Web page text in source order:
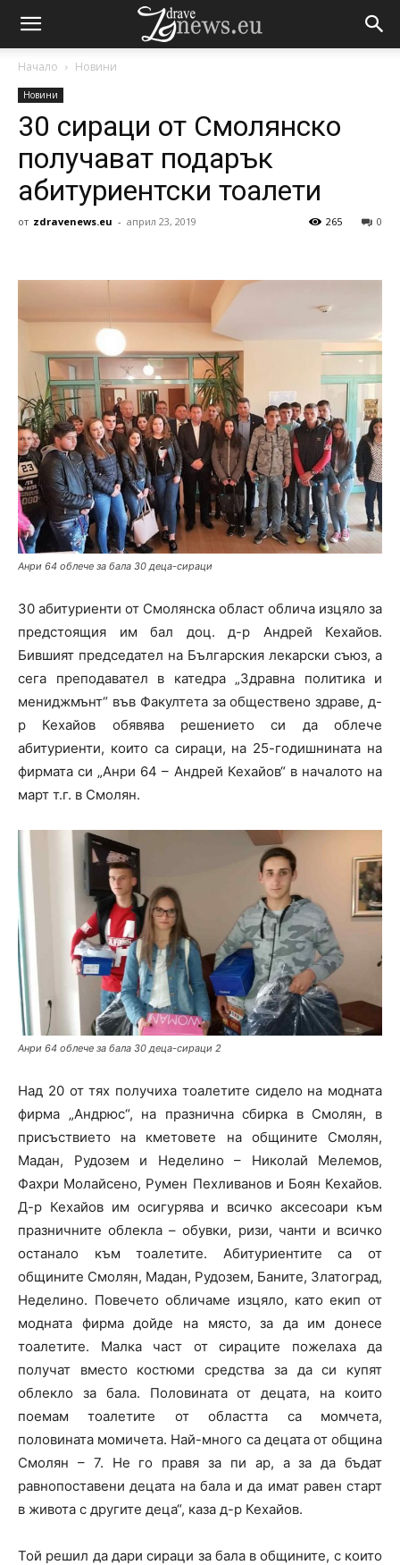
Начало Новини
Новини
30 сираци от Смолянско
получават подарък
абитуриентски тоалети
от zdravenews.eu - април 23, 2019 0
265
Анри 64 облече за бала 30 деца-сираци
30 абитуриенти от Смолянска област облича изцяло за
предстоящия им бал доц. д-р Андрей Кехайов.
Бившият председател на Българския лекарски съюз, а
сега преподавател в катедра „Здравна политика и
мениджмънт“ във Факултета за обществено здраве, д-
р Кехайов обявява решението си да облече
абитуриенти, които са сираци, на 25-годишнината на
фирмата си „Анри 64 – Андрей Кехайов“ в началото на
март т.г. в Смолян.
Анри 64 облече за бала 30 деца-сираци 2
Над 20 от тях получиха тоалетите сидело на модната
фирма „Андрюс“, на празнична сбирка в Смолян, в
присъствието на кметовете на общините Смолян,
Мадан, Рудозем и Неделино – Николай Мелемов,
Фахри Молайсено, Румен Пехливанов и Боян Кехайов.
Д-р Кехайов им осигурява и всичко аксесоари към
празничните облекла – обувки, ризи, чанти и всичко
останало към тоалетите. Абитуриентите са от
общините Смолян, Мадан, Рудозем, Баните, Златоград,
Неделино. Повечето обличаме изцяло, като екип от
модната фирма дойде на място, за да им донесе
тоалетите. Малка част от сираците пожелаха да
получат вместо костюми средства за да си купят
облекло за бала. Половината от децата, на които
поемам тоалетите от областта са момчета,
половината момичета. Най-много са децата от община
Смолян – 7. Не го правя за пи ар, а за да бъдат
равнопоставени децата на бала и да имат равен старт
в живота с другите деца“, каза д-р Кехайов.
Той решил да дари сираци за бала в общините, с които